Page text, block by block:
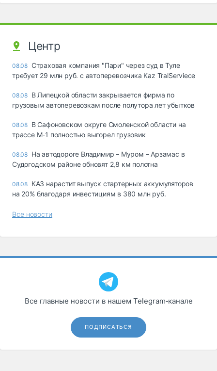
Центр
08.08 Страховая компания "Пари" через суд в Туле
требует 29 млн руб. с автоперевозчика Kaz TralServiece
08.08 В Липецкой области закрывается фирма по
грузовым автоперевозкам после полутора лет убытков
08.08 В Сафоновском округе Смоленской области на
трассе М-1 полностью выгорел грузовик
08.08 На автодороге Владимир – Муром – Арзамас в
Судогодском районе обновят 2,8 км полотна
08.08 КАЗ нарастит выпуск стартерных аккумуляторов
на 20% благодаря инвестициям в 380 млн руб.
Все новости
Все главные новости в нашем Telegram‑канале
ПОДПИСАТЬСЯ